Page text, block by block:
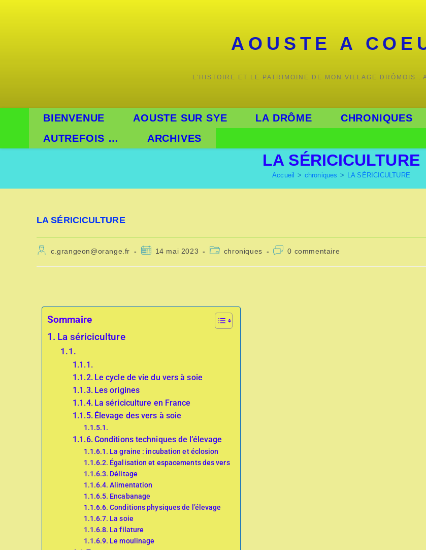
AOUSTE A
L’HISTOIRE ET LE PATRIMOINE DE MON VILLAGE DRÔMOIS :
BIENVENUE AOUSTE SUR SYE LA DRÔME CHRONIQUES
AUTREFOIS …
ARCHIVES
LA SÉRICICULTURE
Accueil > chroniques > LA SÉRICICULTURE
LA SÉRICICULTURE
c.grangeon@orange.fr 14 mai 2023 chroniques 0 commentaire
Sommaire
La sériciculture
Le cycle de vie du vers à soie
Les origines
La sériciculture en France
Élevage des vers à soie
Conditions techniques de l’élevage
La graine : incubation et éclosion
Égalisation et espacements des vers
Délitage
Alimentation
Encabanage
Conditions physiques de l’élevage
La soie
La filature
Le moulinage